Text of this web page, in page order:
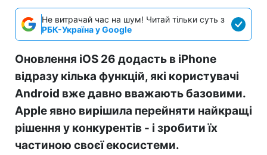
Не витрачай час на шум! Читай тільки суть з
РБК-Україна у Google
Оновлення iOS 26 додасть в iPhone
відразу кілька функцій, які користувачі
Android вже давно вважають базовими.
Apple явно вирішила перейняти найкращі
рішення у конкурентів - і зробити їх
частиною своєї екосистеми.